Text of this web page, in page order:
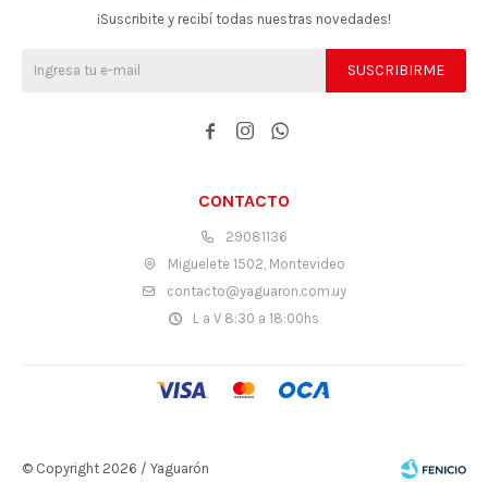
CONTACTO
29081136
Miguelete 1502, Montevideo
contacto@yaguaron.com.uy
L a V 8:30 a 18:00hs
¡Suscribite y recibí todas nuestras novedades!
SUSCRIBIRME
  
© Copyright 2026 / Yaguarón